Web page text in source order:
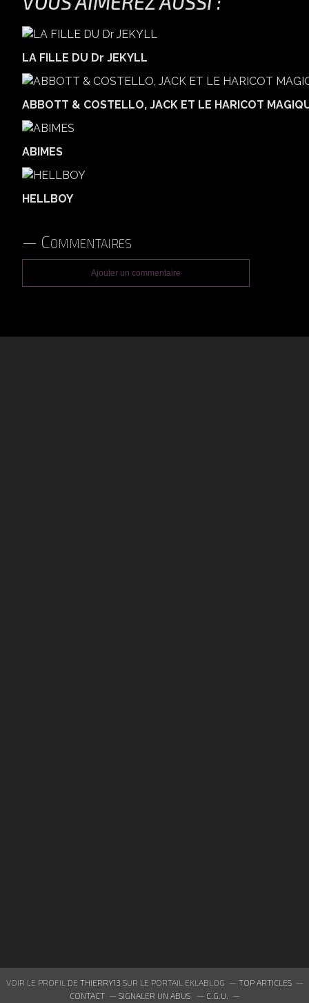
LA FILLE DU Dr JEKYLL
ABBOTT & COSTELLO, JACK ET LE HARICOT
ABIMES
HELLBOY
Commentaires
Ajouter un commentaire
VOIR LE PROFIL DE THIERRY13 SUR LE PORTAIL EKLABLOG
TOP ARTICLES
CONTACT
SIGNALER UN ABUS
C.G.U.